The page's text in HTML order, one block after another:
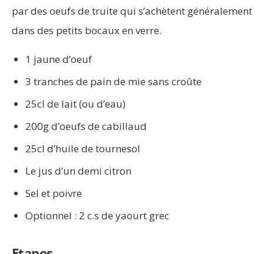
par des oeufs de truite qui s’achètent généralement
dans des petits bocaux en verre.
1 jaune d’oeuf
3 tranches de pain de mie sans croûte
25cl de lait (ou d’eau)
200g d’oeufs de cabillaud
25cl d’huile de tournesol
Le jus d’un demi citron
Sel et poivre
Optionnel : 2 c.s de yaourt grec